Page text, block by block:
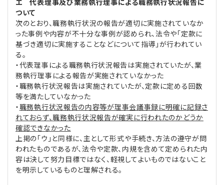
エ 代表理事及び業務執行理事による職務執行状況報告に
ついて
次のとおり、職務執行状況の報告が適切に実施されていなか
った事例や内容が不十分な事例が認められ、法令や「定款に
基づき適切に実施することなどについて指導」が行われてい
る。
・代表理事による職務執行状況報告は実施されていたが、業
務執行理事による報告が実施されていなかった
・職務執行状況報告は実施されていたが、定款に定める回数
等を満たしていなかった
・職務執行状況報告の内容等が理事会議事録に明確に記録さ
れておらず、職務執行状況報告が確実に行われたのかどうか
確認できなかった
上掲の「ウ」と同様に、主として形式や手続き、方法の遵守が問
われたものであるが、法令や定款、内規を含めて定められた内
容は決して努力目標ではなく、軽視してよいものではないこと
を明示しているものと理解される。